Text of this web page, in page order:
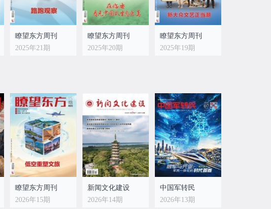
瞭望东方周刊
2025年21期
瞭望东方周刊
2025年20期
瞭望东方周刊
2025年19期
瞭望东方周刊
2025年13期
瞭望东方周刊
2025年12期
瞭望东方周刊
2025年11期
瞭望东方周刊
2026年15期
新闻文化建设
2026年14期
中国军转民
2026年13期